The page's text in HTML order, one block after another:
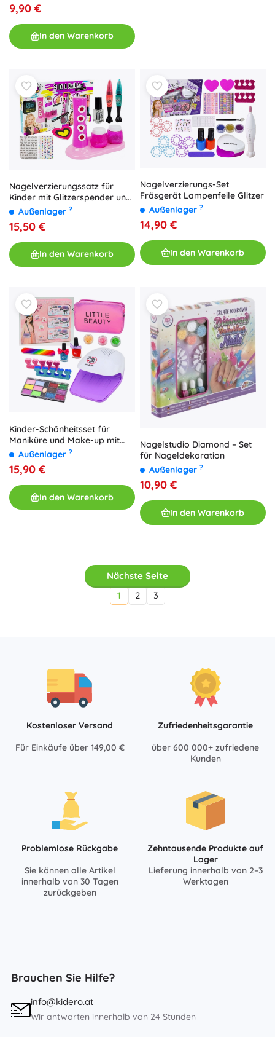
9,90 €
In den Warenkorb
Nagelverzierungssatz für
Kinder mit Glitzerspender und
bunten Aufklebern
Außenlager ?
15,50 €
In den Warenkorb
Nagelverzierungs-Set
Fräsgerät Lampenfeile Glitzer
Außenlager ?
14,90 €
In den Warenkorb
Kinder-Schönheitsset für
Maniküre und Make-up mit
Handtasche, 20 Teile
Außenlager ?
15,90 €
In den Warenkorb
Nagelstudio Diamond – Set
für Nageldekoration
Außenlager ?
10,90 €
In den Warenkorb
Nächste Seite
1
2 3
Kostenloser Versand
Für Einkäufe über 149,00 €
Zufriedenheitsgarantie
über 600 000+ zufriedene
Kunden
Problemlose Rückgabe
Sie können alle Artikel
innerhalb von 30 Tagen
zurückgeben
Zehntausende Produkte auf
Lager
Lieferung innerhalb von 2–3
Werktagen
Brauchen Sie Hilfe?
info@kidero.at
Wir antworten innerhalb von 24 Stunden